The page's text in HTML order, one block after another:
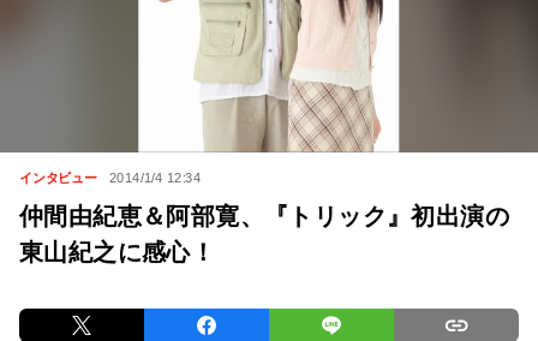
インタビュー 2014/1/4 12:34
仲間由紀恵＆阿部寛、『トリック』初出演の
東山紀之に感心！